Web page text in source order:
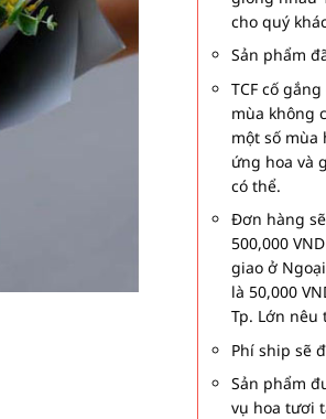
cho quý
Sản phẩm
TCF cố
mùa không
một số mùa
ứng hoa và
có thể.
Đơn hàng
500,000
giao ở
là 50,000
Tp. Lớn nêu
Phí ship sẽ
Sản phẩm
vụ hoa tươi